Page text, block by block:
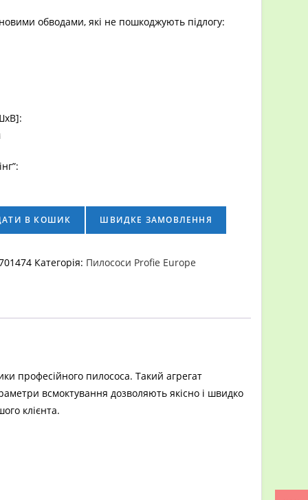
обводами, які не пошкоджують підлогу:
В КОШИК ШВИДКЕ ЗАМОВЛЕННЯ
Категорія: Пилососи Profie Europe
професійного пилососа. Такий агрегат
всмоктування дозволяють якісно і швидко
клієнта.